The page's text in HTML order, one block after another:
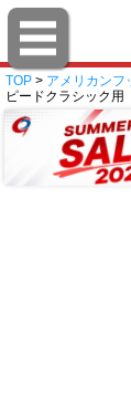
TOP > アメリカンフ
ピードクラシック用